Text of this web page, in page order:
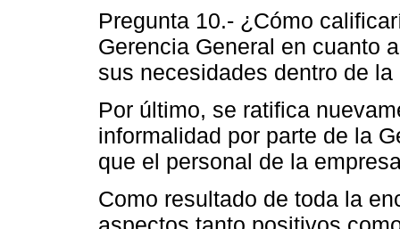
Pregunta 10.- ¿Cómo
Gerencia General en cuanto
sus necesidades dentro de la
Por último, se ratifica
informalidad por parte de la
que el personal de la
Como resultado de toda la